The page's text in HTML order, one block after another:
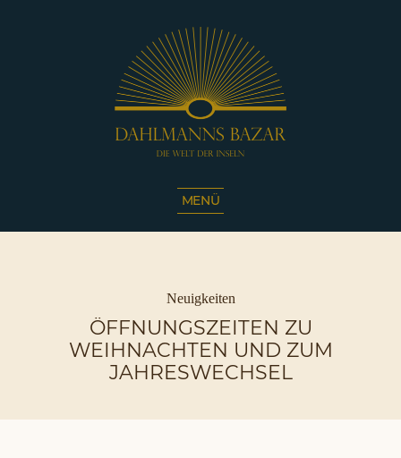
Die
|
Café
Sassnitz
MENÜ
Kategorien
Neuigkeiten
ÖFFNUNGSZEITEN ZU
WEIHNACHTEN UND ZUM
JAHRESWECHSEL